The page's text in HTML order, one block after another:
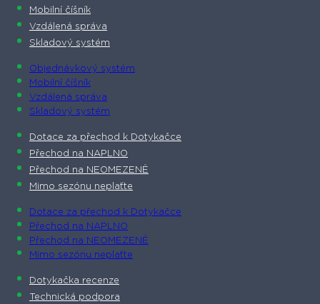
Mobilní číšník
Vzdálená správa
Skladový systém
Objednávkový systém
Mobilní číšník
Vzdálená správa
Skladový systém
Dotace za přechod k Dotykačce
Přechod na NAPLNO
Přechod na NEOMEZENĚ
Mimo sezónu neplaťte
Dotace za přechod k Dotykačce
Přechod na NAPLNO
Přechod na NEOMEZENĚ
Mimo sezónu neplaťte
Dotykačka recenze
Technická podpora